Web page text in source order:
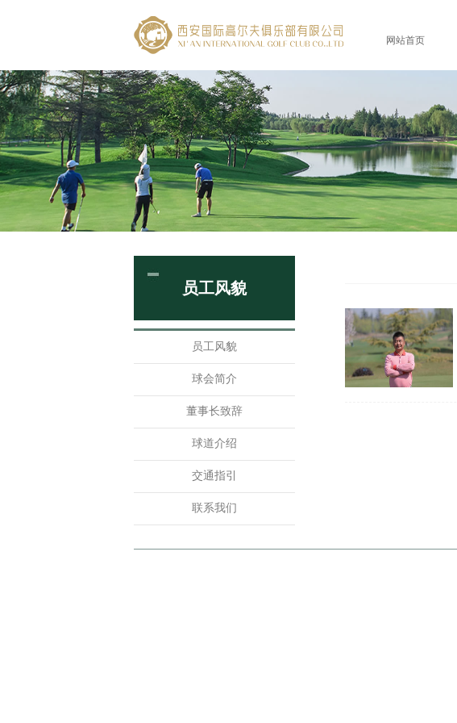
网站首页
员工风貌
员工风貌
球会简介
董事长致辞
球道介绍
交通指引
联系我们